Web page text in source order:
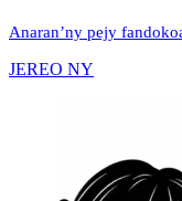
Anaran’ny pejy
JEREO NY